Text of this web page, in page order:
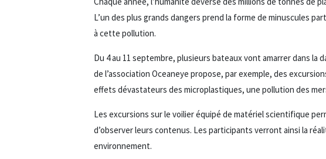
L’un des plus grands dangers prend la forme de minuscules
à cette pollution.
Du 4 au 11 septembre, plusieurs bateaux vont amarrer dans
de l’association Oceaneye propose, par exemple, des
effets dévastateurs des microplastiques, une pollution des
Les excursions sur le voilier équipé de matériel scientifique
d’observer leurs contenus. Les participants verront ainsi la
environnement.